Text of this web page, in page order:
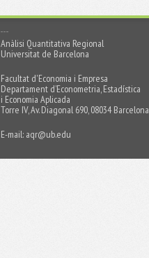
Anàlisi Quantitativa Regional
Universitat de Barcelona
Facultat d'Economia i Empresa
Departament d’Econometria, Estadística
i Economia Aplicada
Torre IV, Av. Diagonal 690, 08034 Barcelona
E-mail: aqr@ub.edu